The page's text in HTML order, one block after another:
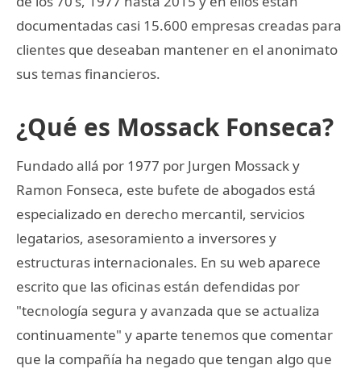
documentadas casi 15.600 empresas creadas para
clientes que deseaban mantener en el anonimato
sus temas financieros.
¿Qué es Mossack Fonseca?
Fundado allá por 1977 por Jurgen Mossack y
Ramon Fonseca, este bufete de abogados está
especializado en derecho mercantil, servicios
legatarios, asesoramiento a inversores y
estructuras internacionales. En su web aparece
escrito que las oficinas están defendidas por
"tecnología segura y avanzada que se actualiza
continuamente" y aparte tenemos que comentar
que la compañía ha negado que tengan algo que